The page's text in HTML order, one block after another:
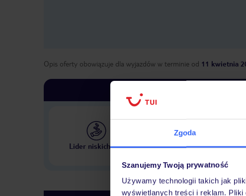
Zgoda
Szanujemy Twoją prywatność
Używamy technologii takich jak
wyświetlanych treści i reklam.
Opis oferty obowiązuje dla wyjazdów w terminie od 11 kwietnia
Lider niskich cen
w Polsce